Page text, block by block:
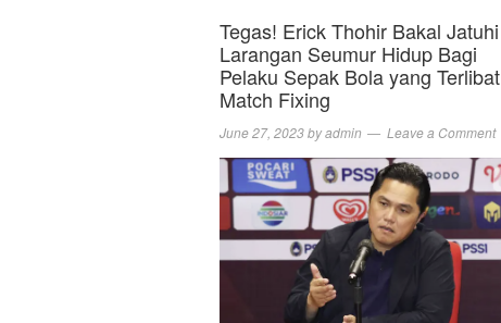
Tegas! Erick Thohir Bakal Jatuhi
Larangan Seumur Hidup Bagi
Pelaku Sepak Bola yang Terlibat
Match Fixing
June 27, 2023byadmin Leave a Comment